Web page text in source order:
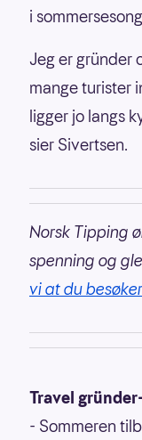
i
Jeg er gründer
mange turister
ligger jo langs
sier Sivertsen.
Norsk Tipping
spenning og
vi at du
Travel
- Sommeren